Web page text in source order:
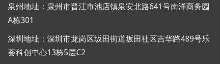
泉州地址：泉州市晋江市池店镇泉安北路641号南洋商务园
A栋301
深圳地址：深圳市龙岗区坂田街道坂田社区吉华路489号乐
荟科创中心13栋5层C2